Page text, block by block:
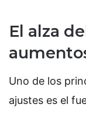
El alza
Uno de los
ajustes es el